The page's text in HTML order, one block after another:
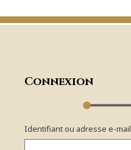
Connexion
Identifiant ou adresse e-mail